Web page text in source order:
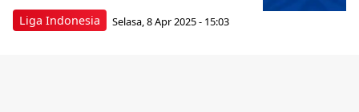
Liga Indonesia Selasa, 8 Apr 2025 - 15:03